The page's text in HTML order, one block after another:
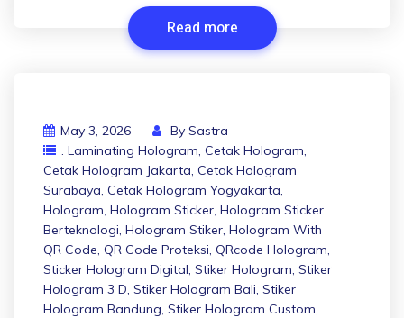
Read more
May 3, 2026 By Sastra
. Laminating Hologram, Cetak Hologram,
Cetak Hologram Jakarta, Cetak Hologram
Surabaya, Cetak Hologram Yogyakarta,
Hologram, Hologram Sticker, Hologram Sticker
Berteknologi, Hologram Stiker, Hologram With
QR Code, QR Code Proteksi, QRcode Hologram,
Sticker Hologram Digital, Stiker Hologram, Stiker
Hologram 3 D, Stiker Hologram Bali, Stiker
Hologram Bandung, Stiker Hologram Custom,